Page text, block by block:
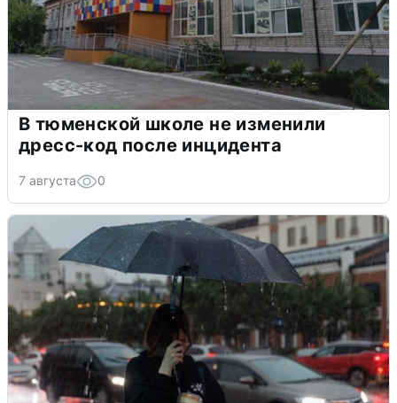
В тюменской школе не изменили
дресс-код после инцидента
7 августа 0